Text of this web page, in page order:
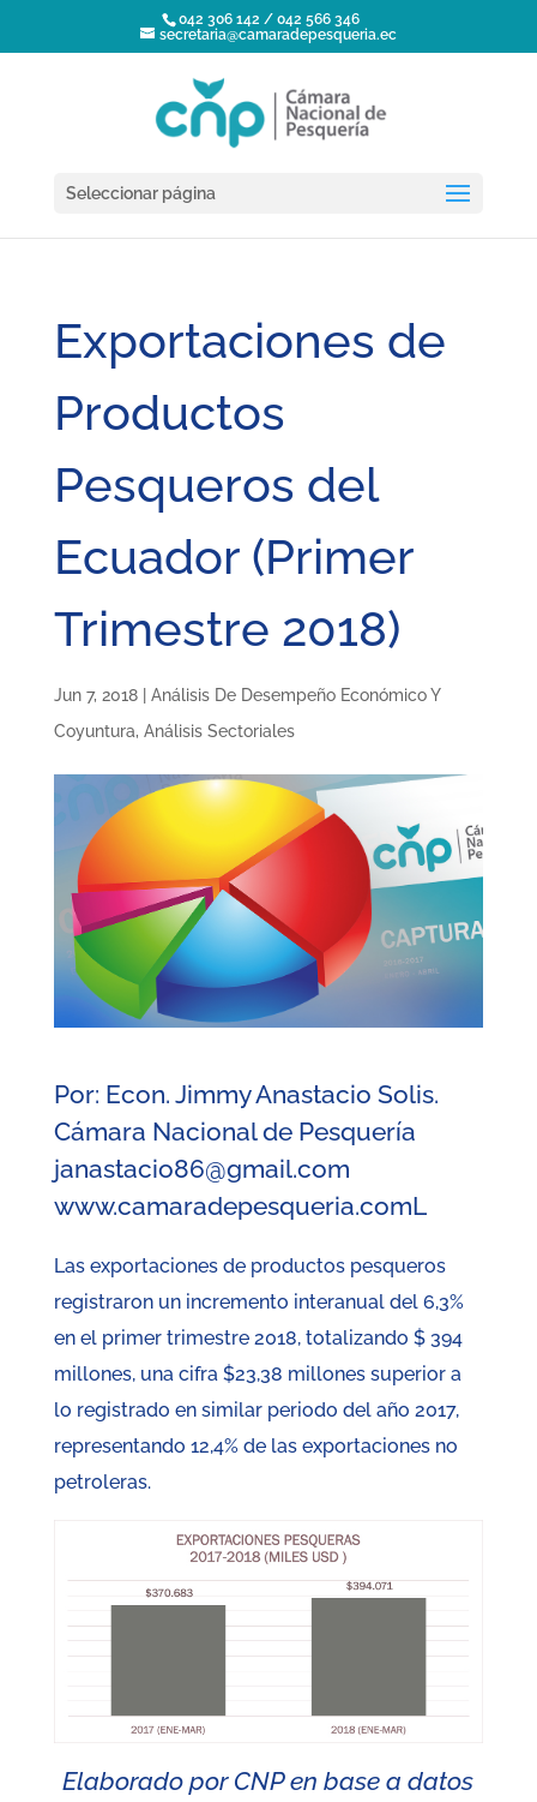
042 306 142 / 042 566 346
secretaria@camaradepesqueria.ec
Seleccionar página
Exportaciones de
Productos
Pesqueros del
Ecuador (Primer
Trimestre 2018)
Jun 7, 2018| Análisis De Desempeño Económico Y
Coyuntura, Análisis Sectoriales
Por: Econ. Jimmy Anastacio Solis.
Cámara Nacional de Pesquería
janastacio86@gmail.com
www.camaradepesqueria.comL
Las exportaciones de productos pesqueros
registraron un incremento interanual del 6,3%
en el primer trimestre 2018, totalizando $ 394
millones, una cifra $23,38 millones superior a
lo registrado en similar periodo del año 2017,
representando 12,4% de las exportaciones no
petroleras.
Elaborado por CNP en base a datos